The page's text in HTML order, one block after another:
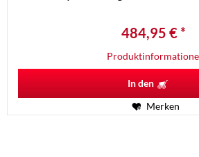
484,95 € *
In den
Merken